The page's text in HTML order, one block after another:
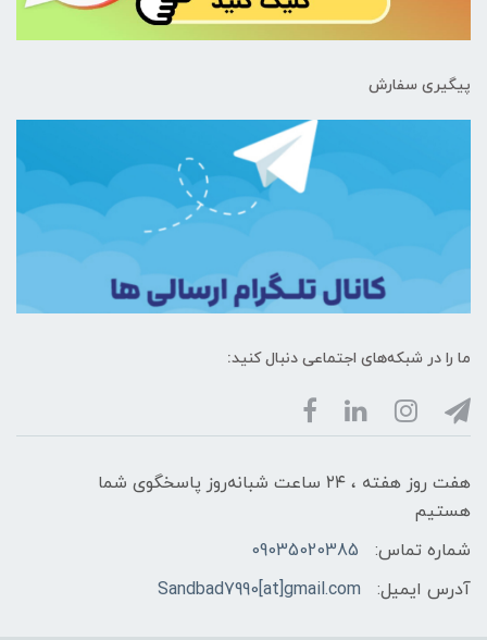
پیگیری سفارش
ما را در شبکه‌های اجتماعی دنبال کنید:
هفت روز هفته ، ۲۴ ساعت شبانه‌روز پاسخگوی شما
هستیم
شماره تماس:
09035020385
آدرس ایمیل:
Sandbad7990[at]gmail.com